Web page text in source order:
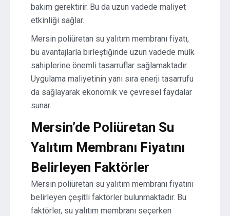
bakım gerektirir. Bu da uzun vadede maliyet
etkinliği sağlar.
Mersin poliüretan su yalıtım membranı fiyatı,
bu avantajlarla birleştiğinde uzun vadede mülk
sahiplerine önemli tasarruflar sağlamaktadır.
Uygulama maliyetinin yanı sıra enerji tasarrufu
da sağlayarak ekonomik ve çevresel faydalar
sunar.
Mersin’de Poliüretan Su
Yalıtım Membranı Fiyatını
Belirleyen Faktörler
Mersin poliüretan su yalıtım membranı fiyatını
belirleyen çeşitli faktörler bulunmaktadır. Bu
faktörler, su yalıtım membranı seçerken